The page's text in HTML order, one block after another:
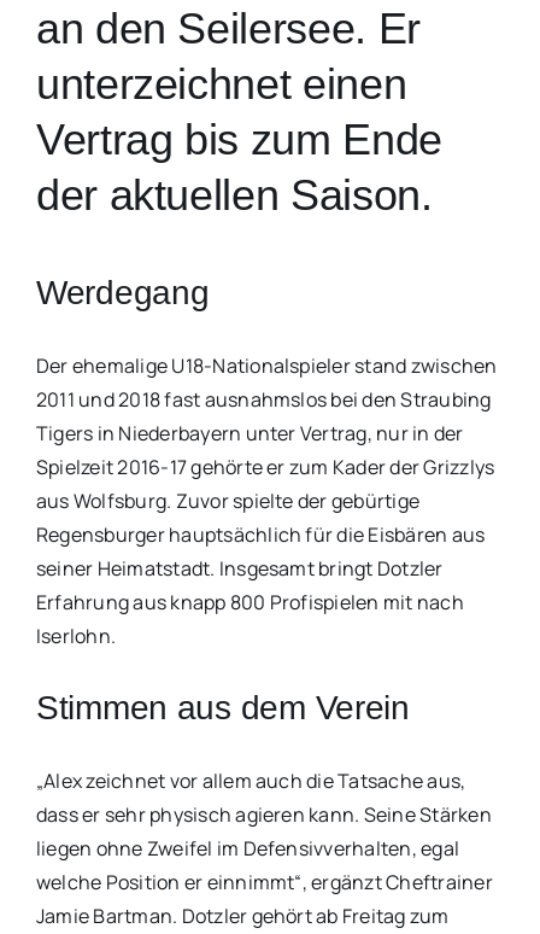
an den Seilersee. Er
unterzeichnet einen
Vertrag bis zum Ende
der aktuellen Saison.
Werdegang
Der ehemalige U18-Nationalspieler stand zwischen
2011 und 2018 fast ausnahmslos bei den Straubing
Tigers in Niederbayern unter Vertrag, nur in der
Spielzeit 2016-17 gehörte er zum Kader der Grizzlys
aus Wolfsburg. Zuvor spielte der gebürtige
Regensburger hauptsächlich für die Eisbären aus
seiner Heimatstadt. Insgesamt bringt Dotzler
Erfahrung aus knapp 800 Profispielen mit nach
Iserlohn.
Stimmen aus dem Verein
„Alex zeichnet vor allem auch die Tatsache aus,
dass er sehr physisch agieren kann. Seine Stärken
liegen ohne Zweifel im Defensivverhalten, egal
welche Position er einnimmt“, ergänzt Cheftrainer
Jamie Bartman. Dotzler gehört ab Freitag zum